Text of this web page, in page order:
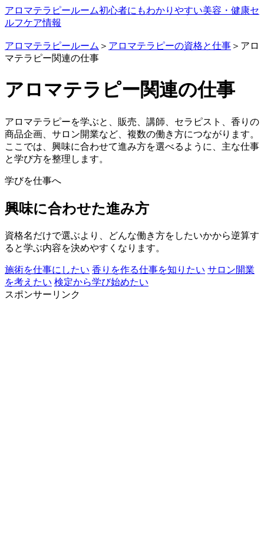
アロマテラピールーム初心者にもわかりやすい美容・健康セ
ルフケア情報
アロマテラピールーム ＞ アロマテラピーの資格と仕事 ＞アロ
マテラピー関連の仕事
アロマテラピー関連の仕事
アロマテラピーを学ぶと、販売、講師、セラピスト、香りの
商品企画、サロン開業など、複数の働き方につながります。
ここでは、興味に合わせて進み方を選べるように、主な仕事
と学び方を整理します。
学びを仕事へ
興味に合わせた進み方
資格名だけで選ぶより、どんな働き方をしたいかから逆算す
ると学ぶ内容を決めやすくなります。
施術を仕事にしたい 香りを作る仕事を知りたい サロン開業
を考えたい 検定から学び始めたい
スポンサーリンク